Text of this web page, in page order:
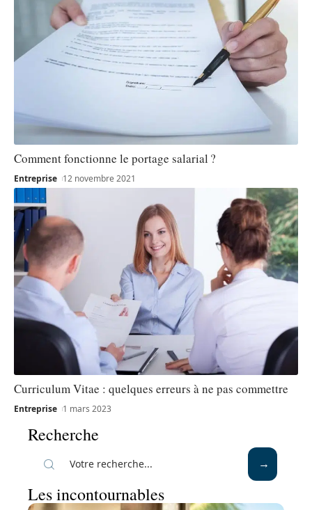
Comment fonctionne le portage salarial ?
Entreprise 12 novembre 2021
Curriculum Vitae : quelques erreurs à ne pas commettre
Entreprise 1 mars 2023
Recherche
Les incontournables